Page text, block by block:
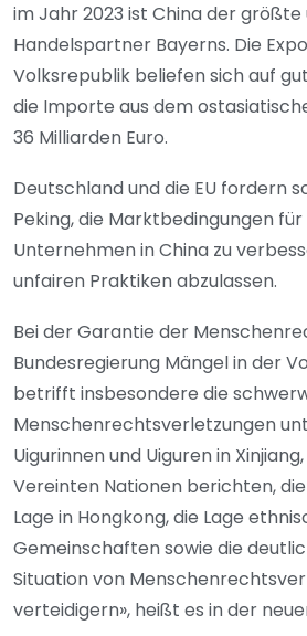
im Jahr 2023 ist China der
Handelspartner Bayerns. Die
Volksrepublik beliefen sich auf
die Importe aus dem
36 Milliarden Euro.
Deutschland und die EU fordern
Peking, die Marktbedingungen
Unternehmen in China zu
unfairen Praktiken abzulassen.
Bei der Garantie der
Bundesregierung Mängel in der
betrifft insbesondere die
Menschenrechtsverletzungen
Uigurinnen und Uiguren in
Vereinten Nationen berichten, die
Lage in Hongkong, die Lage
Gemeinschaften sowie die
Situation von
verteidigern», heißt es in der